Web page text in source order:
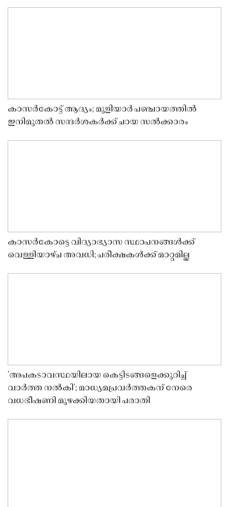
കാസർകോട്ട് ആദ്യം; മുളിയാർ പഞ്ചായത്തിൽ
ഇനിമുതൽ സന്ദർശകർക്ക് ചായ സൽക്കാരം
കാസർകോട്ടെ വിദ്യാഭ്യാസ സ്ഥാപനങ്ങൾക്ക്
വെള്ളിയാഴ്ച അവധി; പരീക്ഷകൾക്ക് മാറ്റമില്ല
'അപകടാവസ്ഥയിലായ കെട്ടിടങ്ങളെക്കുറിച്ച്
വാർത്ത നൽകി'; മാധ്യമപ്രവർത്തകന് നേരെ
വധഭീഷണി മുഴക്കിയതായി പരാതി